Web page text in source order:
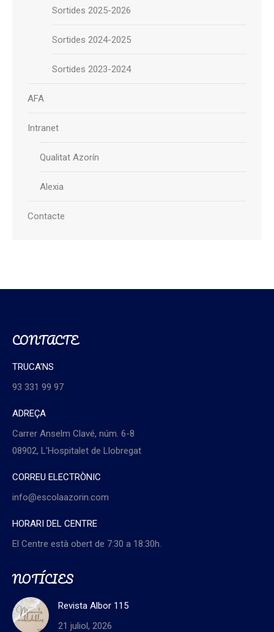
Sortides 2025-2026
Sortides 2024-2025
Sortides 2023-2024
AFA
Intranet
Qualitat Azorín
Alexia
Contacte
CONTACTE
TRUCA'NS
93 331 99 97
ADREÇA
Carrer Anselm Clavé, núm. 6-8
08902, L'Hospitalet de Llobregat
CORREU ELECTRÒNIC
info@escolaazorin.com
HORARI DEL CENTRE
El Centre està obert de 7:30 a 18:30h.
NOTÍCIES
Revista Albor 115
21 juliol, 2026